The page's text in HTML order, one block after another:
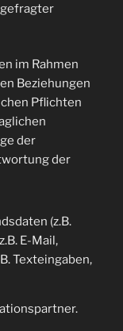
im Rahmen
Beziehungen
Pflichten
der
der
(z.B.
E-Mail,
Texteingaben,